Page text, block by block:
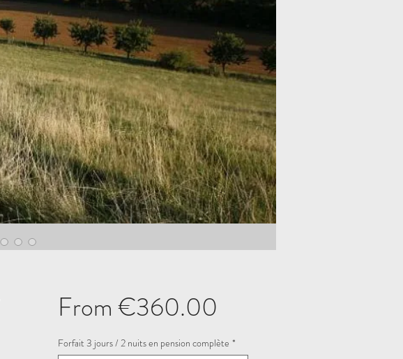
From€360.00
Price
Forfait 3 jours / 2 nuits en pension complète *